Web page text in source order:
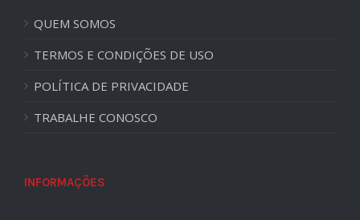
QUEM SOMOS
TERMOS E CONDIÇÕES DE USO
POLÍTICA DE PRIVACIDADE
TRABALHE CONOSCO
INFORMAÇÕES